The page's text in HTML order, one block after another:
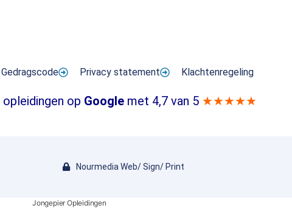
Gedragscode Privacy statement Klachtenregeling
op Googlemet 4,7 van 5 ★★★★★
Nourmedia Web/ Sign/ Print
Jongepier Opleidingen